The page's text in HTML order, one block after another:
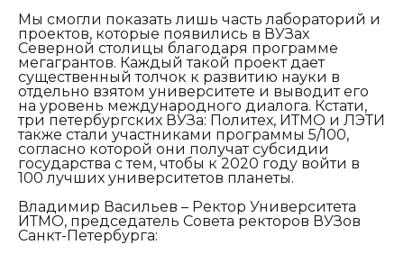
Мы смогли показать лишь часть лабораторий и
проектов, которые появились в ВУЗах
Северной столицы благодаря программе
мегагрантов. Каждый такой проект дает
существенный толчок к развитию науки в
отдельно взятом университете и выводит его
на уровень международного диалога. Кстати,
три петербургских ВУЗа: Политех, ИТМО и ЛЭТИ
также стали участниками программы 5/100,
согласно которой они получат субсидии
государства с тем, чтобы к 2020 году войти в
100 лучших университетов планеты.
Владимир Васильев – Ректор Университета
ИТМО, председатель Совета ректоров ВУЗов
Санкт-Петербурга: